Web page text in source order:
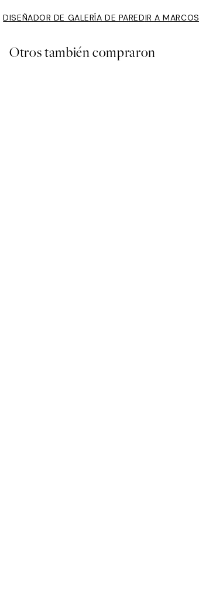
DISEÑADOR DE GALERÍA DE PAREDIR A MARCOS
Otros también compraron